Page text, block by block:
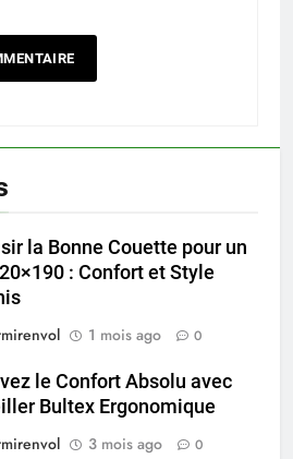
la Bonne Couette pour un
: Confort et Style
1 mois ago 0
le Confort Absolu avec
Bultex Ergonomique
3 mois ago 0